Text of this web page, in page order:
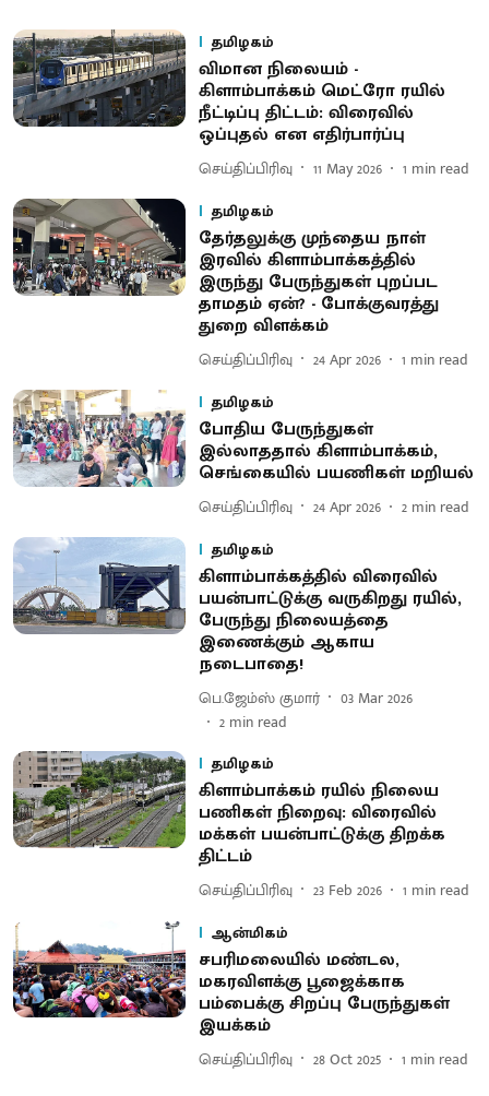
தமிழகம்
விமான நிலையம் -
கிளாம்பாக்கம் மெட்ரோ ரயில்
நீட்டிப்பு திட்டம்: விரைவில்
ஒப்புதல் என எதிர்பார்ப்பு
செய்திப்பிரிவு 11 May 2026 1 min read
தமிழகம்
தேர்தலுக்கு முந்தைய நாள்
இரவில் கிளாம்பாக்கத்தில்
இருந்து பேருந்துகள் புறப்பட
தாமதம் ஏன்? - போக்குவரத்து
துறை விளக்கம்
செய்திப்பிரிவு 24 Apr 2026 1 min read
தமிழகம்
போதிய பேருந்துகள்
இல்லாததால் கிளாம்பாக்கம்,
செங்கையில் பயணிகள் மறியல்
செய்திப்பிரிவு 24 Apr 2026 2 min read
தமிழகம்
கிளாம்பாக்கத்தில் விரைவில்
பயன்பாட்டுக்கு வருகிறது ரயில்,
பேருந்து நிலையத்தை
இணைக்கும் ஆகாய
நடைபாதை!
பெ.ஜேம்ஸ் குமார்
03 Mar 2026
2 min read
தமிழகம்
கிளாம்பாக்கம் ரயில் நிலைய
பணிகள் நிறைவு: விரைவில்
மக்கள் பயன்பாட்டுக்கு திறக்க
திட்டம்
செய்திப்பிரிவு 23 Feb 2026 1 min read
ஆன்மிகம்
சபரிமலையில் மண்டல,
மகரவிளக்கு பூஜைக்காக
பம்பைக்கு சிறப்பு பேருந்துகள்
இயக்கம்
செய்திப்பிரிவு 28 Oct 2025 1 min read